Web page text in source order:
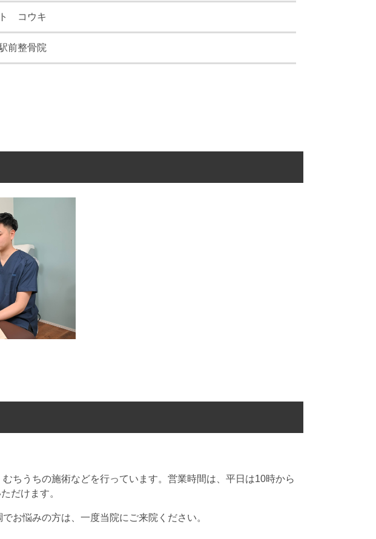
コウキ
前整骨院
ちうちの施術などを行っています。営業時間は、平日は10時から
だけます。
お悩みの方は、一度当院にご来院ください。